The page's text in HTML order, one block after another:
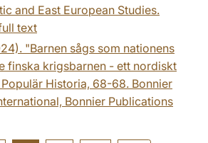
and East European Studies.
text
"Barnen sågs som nationens
finska krigsbarnen - ett nordiskt
Historia, 68-68. Bonnier
Bonnier Publications